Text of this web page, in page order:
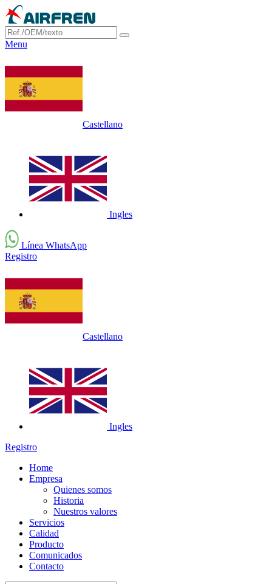
Menu
Castellano
Ingles
Línea WhatsApp
Registro
Castellano
Ingles
Registro
Home
Empresa
Quienes somos
Historia
Nuestros valores
Servicios
Calidad
Producto
Comunicados
Contacto